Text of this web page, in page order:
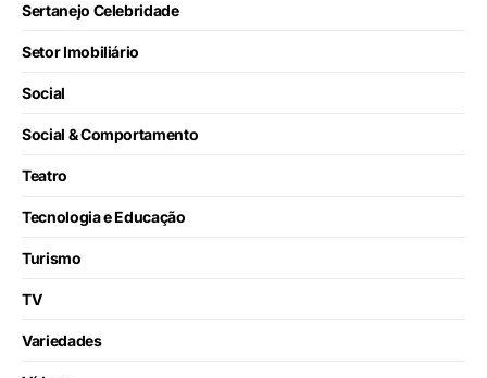
Sertanejo Celebridade
Setor Imobiliário
Social
Social & Comportamento
Teatro
Tecnologia e Educação
Turismo
TV
Variedades